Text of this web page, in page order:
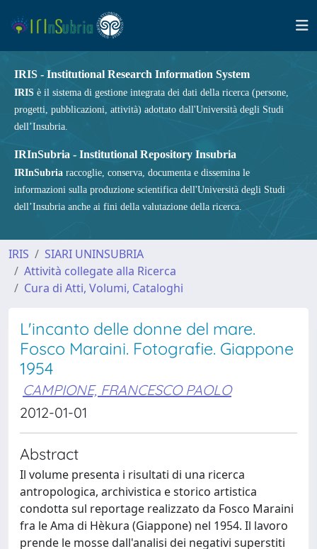
IRIS - Institutional Research Information System
IRIS è il sistema di gestione integrata dei dati della ricerca (persone,
progetti, pubblicazioni, attività) adottato dall'Università degli Studi
dell’Insubria.
IRInSubria - Institutional Repository Insubria
IRInSubria raccoglie, conserva, documenta e dissemina le
informazioni sulla produzione scientifica dell'Università degli Studi
dell’Insubria anche ai fini della valutazione della ricerca.
IRIS
SIARI UNINSUBRIA
Attività collegate alla Ricerca
Cura di Atti, Volumi, Cataloghi
L'incanto delle donne del mare.
Fosco Maraini. Fotografie. Giappone
1954
CAMPIONE, FRANCESCO PAOLO
2012-01-01
Abstract
Il volume presenta i risultati di una ricerca
antropologica, archivistica e storico artistica
condotta sul reportage realizzato da Fosco Maraini
fra le Ama di Hèkura (Giappone) nel 1954. Il lavoro
prende le mosse dall'analisi dei negativi superstiti